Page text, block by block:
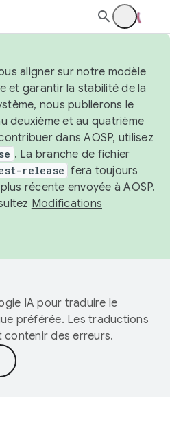
aligner sur notre modèle
et garantir la stabilité de la
nous publierons le
deuxième et au quatrième
dans AOSP, utilisez
. La branche de fichier
release fera toujours
récente envoyée à AOSP.
Modifications
IA pour traduire le
préférée. Les traductions
contenir des erreurs.